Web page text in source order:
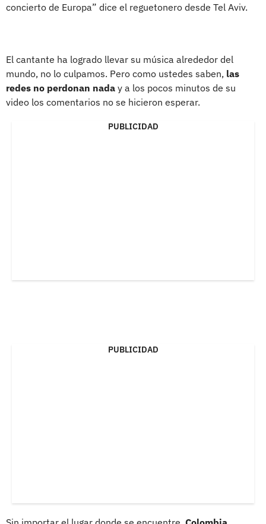
concierto de Europa” dice el reguetonero desde Tel Aviv.
El cantante ha logrado llevar su música alrededor del
mundo, no lo culpamos. Pero como ustedes saben, las
redes no perdonan nada y a los pocos minutos de su
video los comentarios no se hicieron esperar.
PUBLICIDAD
PUBLICIDAD